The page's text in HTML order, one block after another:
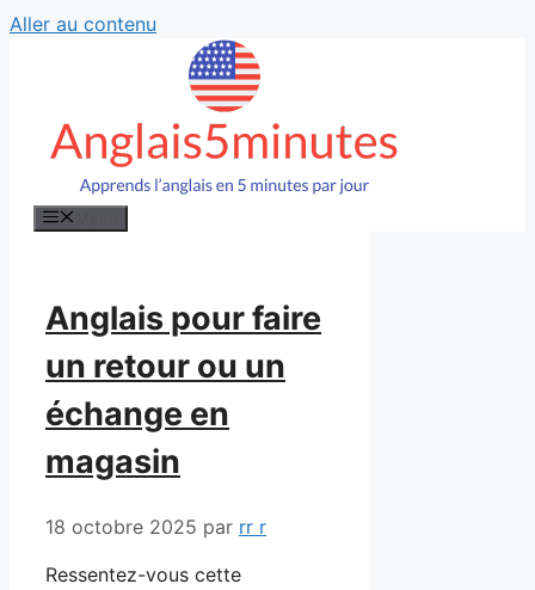
Aller au contenu
Anglais pour faire
un retour ou un
échange en
magasin
18 octobre 2025 par rr r
Ressentez-vous cette